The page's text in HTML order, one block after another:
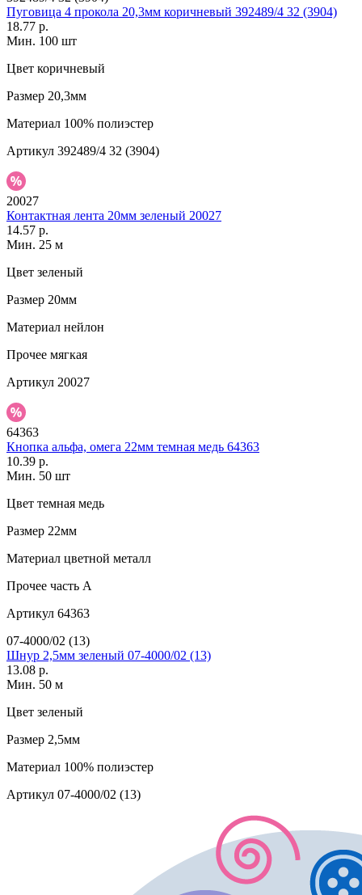
Пуговица 4 прокола 20,3мм коричневый 392489/4 32 (3904)
18.77 р.
Мин. 100 шт
Цвет коричневый
Размер 20,3мм
Материал 100% полиэстер
Артикул 392489/4 32 (3904)
20027
Контактная лента 20мм зеленый 20027
14.57 р.
Мин. 25 м
Цвет зеленый
Размер 20мм
Материал нейлон
Прочее мягкая
Артикул 20027
64363
Кнопка альфа, омега 22мм темная медь 64363
10.39 р.
Мин. 50 шт
Цвет темная медь
Размер 22мм
Материал цветной металл
Прочее часть A
Артикул 64363
07-4000/02 (13)
Шнур 2,5мм зеленый 07-4000/02 (13)
13.08 р.
Мин. 50 м
Цвет зеленый
Размер 2,5мм
Материал 100% полиэстер
Артикул 07-4000/02 (13)